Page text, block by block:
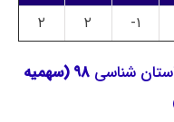
۱- ۲ ۲
شناسی
۹۸ (سهمیه